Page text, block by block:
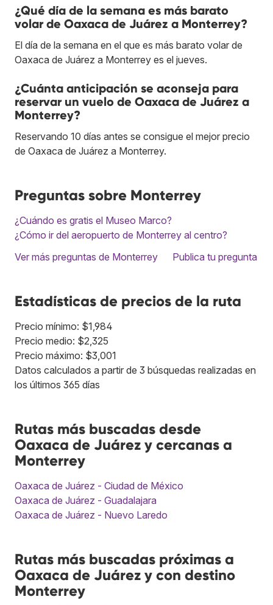
¿Qué día de la semana es más barato
volar de Oaxaca de Juárez a Monterrey?
El día de la semana en el que es más barato volar de
Oaxaca de Juárez a Monterrey es el jueves.
¿Cuánta anticipación se aconseja para
reservar un vuelo de Oaxaca de Juárez a
Monterrey?
Reservando 10 días antes se consigue el mejor precio
de Oaxaca de Juárez a Monterrey.
Preguntas sobre Monterrey
¿Cuándo es gratis el Museo Marco?
¿Cómo ir del aeropuerto de Monterrey al centro?
Ver más preguntas de Monterrey
Publica tu pregunta
Estadísticas de precios de la ruta
Precio mínimo: $1,984
Precio medio: $2,325
Precio máximo: $3,001
Datos calculados a partir de 3 búsquedas realizadas en
los últimos 365 días
Rutas más buscadas desde
Oaxaca de Juárez y cercanas a
Monterrey
Oaxaca de Juárez - Ciudad de México
Oaxaca de Juárez - Guadalajara
Oaxaca de Juárez - Nuevo Laredo
Rutas más buscadas próximas a
Oaxaca de Juárez y con destino
Monterrey